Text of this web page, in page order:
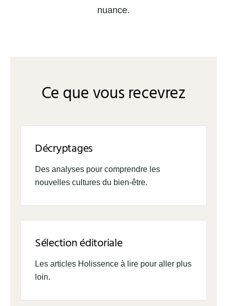
nuance.
Ce que vous recevrez
Décryptages
Des analyses pour comprendre les
nouvelles cultures du bien-être.
Sélection éditoriale
Les articles Holissence à lire pour aller plus
loin.